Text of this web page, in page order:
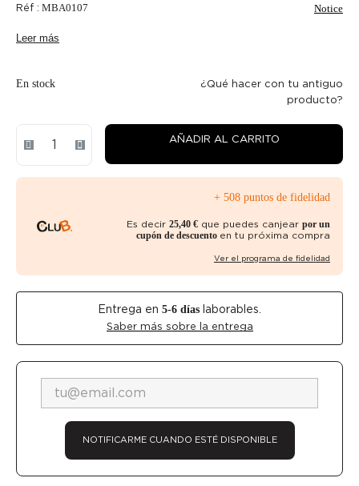
Réf : MBA0107 Notice
Leer más
En stock
¿Qué hacer con tu antiguo
producto?
AÑADIR AL CARRITO
+ 508 puntos de fidelidad
Es decir 25,40 € que puedes canjear por un
cupón de descuento en tu próxima compra
Ver el programa de fidelidad
Entrega en 5-6 días laborables.
Saber más sobre la entrega
NOTIFICARME CUANDO ESTÉ DISPONIBLE